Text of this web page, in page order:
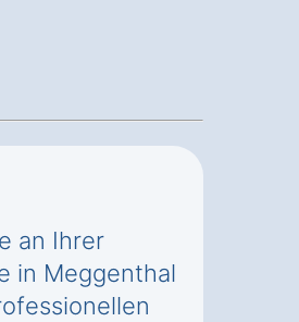
an Ihrer
in Meggenthal